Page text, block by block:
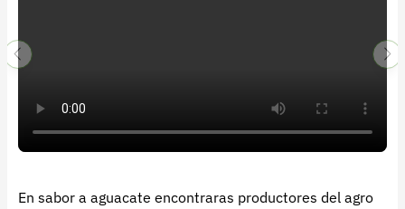
En sabor a aguacate encontraras productores del agro
+57 323 2931928
© 2026 Croper.com Todos los derechos reservados
Versión 5.45.0